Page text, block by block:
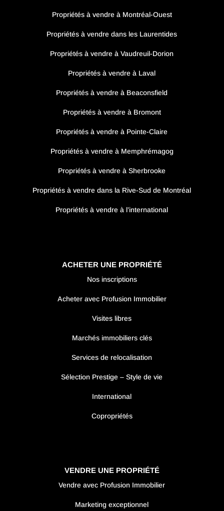
Propriétés à vendre à Montréal-Ouest
Propriétés à vendre dans les Laurentides
Propriétés à vendre à Vaudreuil-Dorion
Propriétés à vendre à Laval
Propriétés à vendre à Beaconsfield
Propriétés à vendre à Bromont
Propriétés à vendre à Pointe-Claire
Propriétés à vendre à Memphrémagog
Propriétés à vendre à Sherbrooke
Propriétés à vendre dans la Rive-Sud de Montréal
Propriétés à vendre à l’international
ACHETER UNE PROPRIÉTÉ
Nos inscriptions
Acheter avec Profusion Immobilier
Visites libres
Marchés immobiliers clés
Services de relocalisation
Sélection Prestige – Style de vie
International
Copropriétés
VENDRE UNE PROPRIÉTÉ
Vendre avec Profusion Immobilier
Marketing exceptionnel